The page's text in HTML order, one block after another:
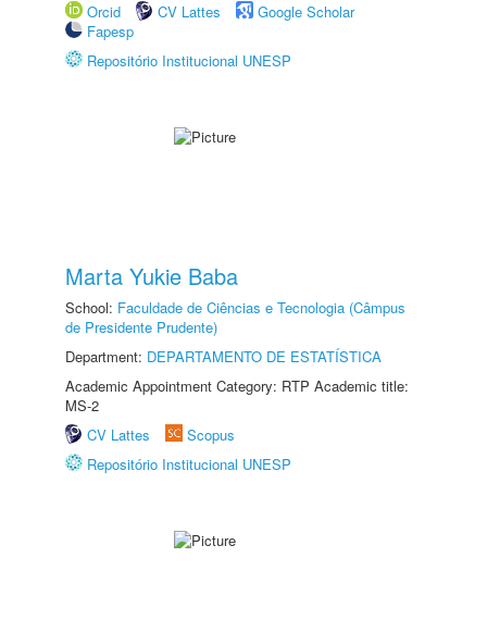
Orcid
CV Lattes
Google Scholar
Fapesp
Repositório Institucional UNESP
Marta Yukie Baba
School: Faculdade de Ciências e Tecnologia (Câmpus
de Presidente Prudente)
Department: DEPARTAMENTO DE ESTATÍSTICA
Academic Appointment Category: RTP Academic title:
MS-2
CV Lattes
Scopus
Repositório Institucional UNESP